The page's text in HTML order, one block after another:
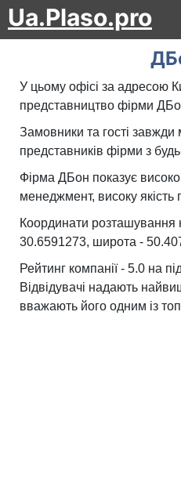
Ua.Plaso.pro
У цьому офісі за адресою
представництво фірми
Замовники та гості
представників фірми з
Фірма ДБон показує
менеджмент, високу якість
Координати розташування
30.6591273, широта -
Рейтинг компанії - 5.0 на
Відвідувачі надають
вважають його одним із